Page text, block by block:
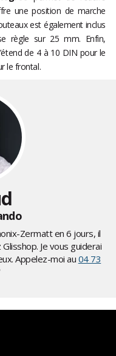
une position de marche
est également inclus
règle sur 25 mm. Enfin,
de 4 à 10 DIN pour le
le frontal.
Zermatt en 6 jours, il
Je vous guiderai
Appelez-moi au 04 73